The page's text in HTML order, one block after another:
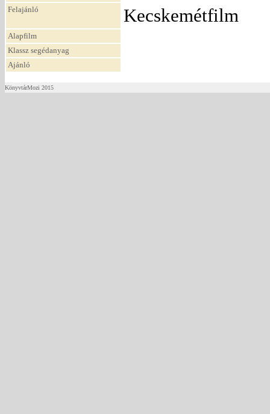
Felajánló Kecskemétfilm
Alapfilm
Klassz segédanyag
Ajánló
KönyvtárMozi 2015